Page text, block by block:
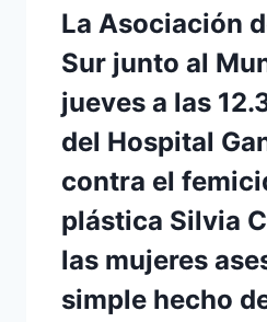
La Asociación
Sur junto al
jueves a las
del Hospital
contra el
plástica Silvia
las mujeres
simple hecho